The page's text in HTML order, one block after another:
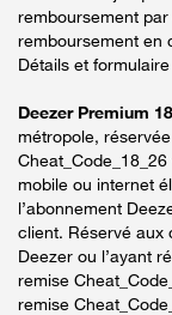
remboursement
remboursement en
Détails et
Deezer Premium
métropole,
mobile ou internet
l’abonnement
client. Réservé aux
Deezer ou l’ayant
remise
remise